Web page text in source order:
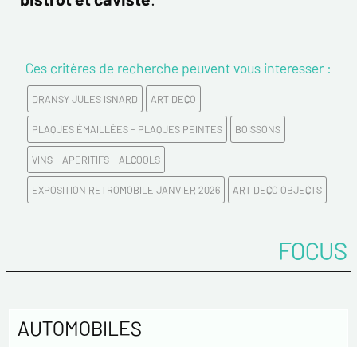
Ces critères de recherche peuvent vous interesser :
DRANSY JULES ISNARD ART DECO
PLAQUES ÉMAILLÉES - PLAQUES PEINTES BOISSONS
VINS - APERITIFS - ALCOOLS
EXPOSITION RETROMOBILE JANVIER 2026 ART DECO OBJECTS
FOCUS
AUTOMOBILES